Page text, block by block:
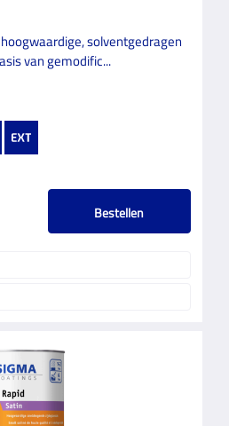
solventgedragen
van gemodific...
Bestellen